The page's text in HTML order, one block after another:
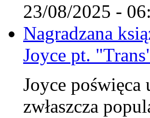
23/08/2025 -
Nagradzana
Joyce pt.
Joyce poświęca
zwłaszcza